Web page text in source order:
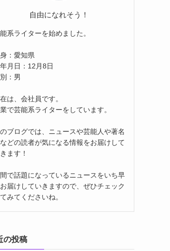
自由になれそう！
系ライターを始めました。
：愛知県
月日：12月8日
：男
は、会社員です。
で芸能系ライターをしています。
ブログでは、ニュースや芸能人や著名
などの読者が気になる情報をお届けして
ます！
で話題になっているニュースをいち早
お届けしていきますので、ぜひチェック
みてくださいね。
の投稿